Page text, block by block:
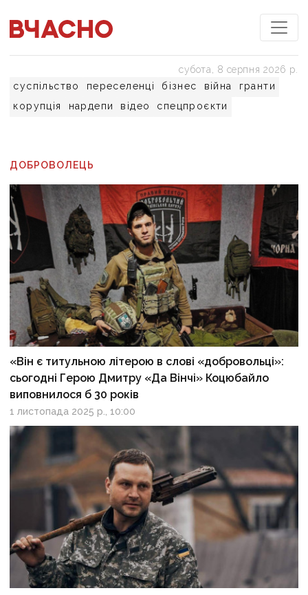
суспільство переселенці бізнес війна
гранти
корупція
нардепи відео спецпроєкти
субота, 8 серпня 2026 р.
ДОБРОВОЛЕЦЬ
«Він є титульною літерою в слові «добровольці»:
сьогодні Герою Дмитру «Да Вінчі» Коцюбайло
виповнилося б 30 років
1 листопада 2025 р., 10:00